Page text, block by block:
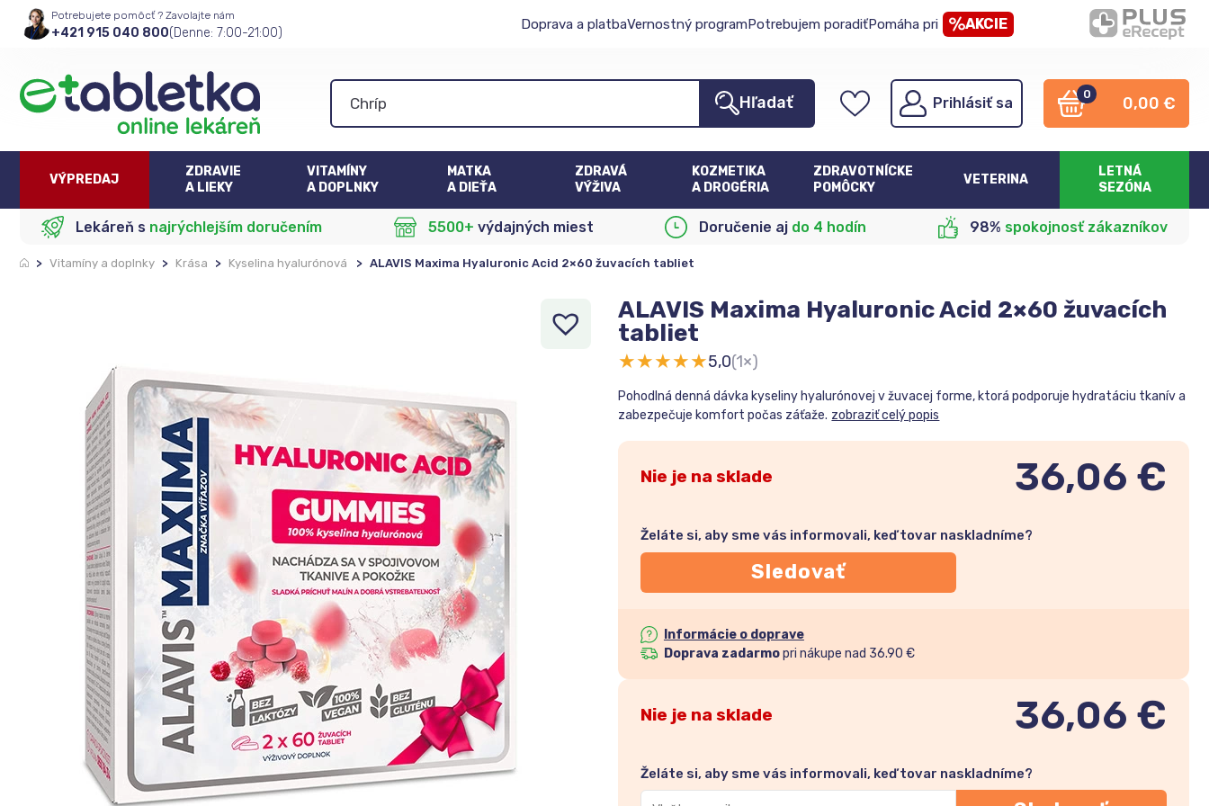
Potrebujete pomôcť ? Zavolajte nám
+421 915 040 800(Denne: 7:00-21:00)
Doprava a platbaVernostný programPotrebujem poradiťPomáha pri AKCIE
Hľadať Prihlásiť sa
0 0,00 €
VÝPREDAJ
ZDRAVIE
A LIEKY
VITAMÍNY
A DOPLNKY
MATKA
A DIEŤA
ZDRAVÁ
VÝŽIVA
KOZMETIKA
A DROGÉRIA
ZDRAVOTNÍCKE
POMÔCKY
VETERINA
LETNÁ
SEZÓNA
Lekáreň s najrýchlejším doručením 5500+ výdajných miest Doručenie aj do 4 hodín 98% spokojnosť zákazníkov
> Vitamíny a doplnky > Krása > Kyselina hyalurónová > ALAVIS Maxima Hyaluronic Acid 2×60 žuvacích tabliet
ALAVIS Maxima Hyaluronic Acid 2×60 žuvacích
tabliet
★★★★★5,0(1×)
Pohodlná denná dávka kyseliny hyalurónovej v žuvacej forme, ktorá podporuje hydratáciu tkanív a
zabezpečuje komfort počas záťaže. zobraziť celý popis
Nie je na sklade 36,06 €
Želáte si, aby sme vás informovali, keď tovar naskladníme?
Sledovať
Informácie o doprave
Doprava zadarmopri nákupe nad 36.90 €
Nie je na sklade 36,06 €
Želáte si, aby sme vás informovali, keď tovar naskladníme?